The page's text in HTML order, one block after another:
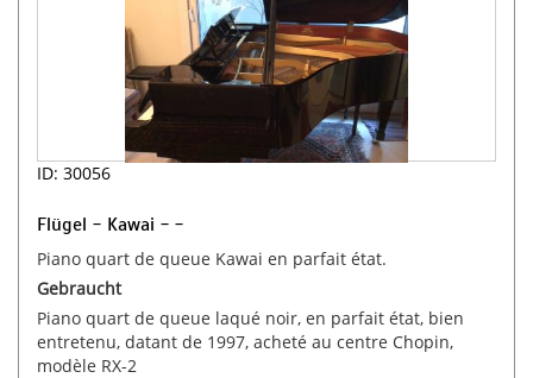
ID: 30056
Flügel - Kawai - -
Piano quart de queue Kawai en parfait état.
Gebraucht
Piano quart de queue laqué noir, en parfait état, bien
entretenu, datant de 1997, acheté au centre Chopin,
modèle RX-2